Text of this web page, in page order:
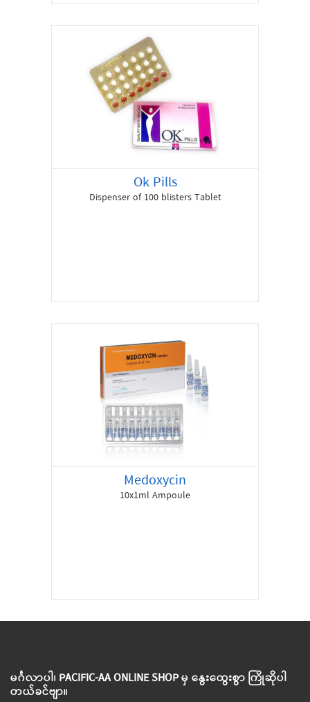
Ok Pills
Dispenser of 100 blisters Tablet
Medoxycin
10x1ml Ampoule
မင်္ဂလာပါ၊ PACIFIC-AA ONLINE SHOP မှ နွေးထွေးစွာ ကြိုဆိုပါ
တယ်ခင်ဗျာ။